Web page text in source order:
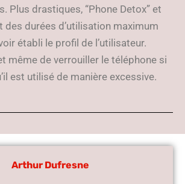
Plus drastiques, “Phone Detox” et
des durées d’utilisation maximum
établi le profil de l’utilisateur.
même de verrouiller le téléphone si
est utilisé de manière excessive.
Arthur Dufresne